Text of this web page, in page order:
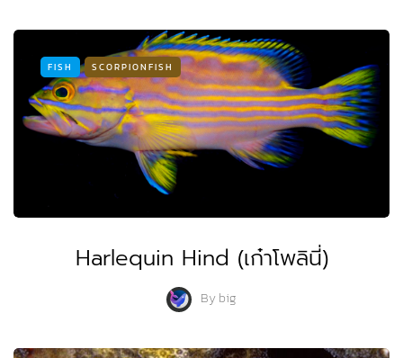
FISH SCORPIONFISH
Harlequin Hind (เก๋าโพลินี่)
Bybig